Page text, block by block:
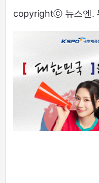
copyrightⓒ 뉴스엔.